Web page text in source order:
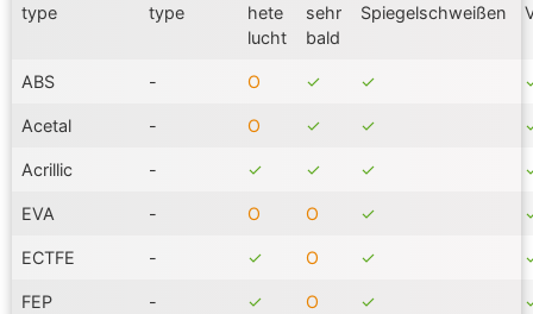
type type
hete
lucht
sehr
bald
Spiegelschweißen
ABS - Ο ✓ ✓
Acetal - Ο ✓ ✓
Acrillic - ✓ ✓ ✓
EVA - Ο Ο ✓
ECTFE - ✓ Ο ✓
FEP - ✓ Ο ✓